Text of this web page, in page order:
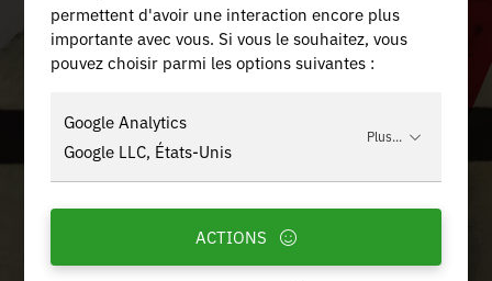
permettent d'avoir une interaction encore plus
importante avec vous. Si vous le souhaitez, vous
pouvez choisir parmi les options suivantes :
Google Analytics
Google LLC, États-Unis
Plus...
ACTIONS